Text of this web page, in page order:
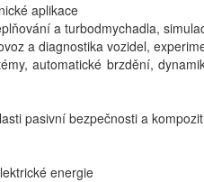
aplikace
a turbodmychadla,
a diagnostika vozidel,
automatické brzdění,
pasivní bezpečnosti a
energie